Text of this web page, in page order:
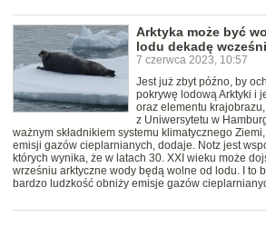
Arktyka może być
lodu dekadę
7 czerwca 2023, 10:57
Jest już zbyt późno, by
pokrywę lodową Arktyki i
oraz elementu
z Uniwersytetu w
ważnym składnikiem systemu klimatycznego
emisji gazów cieplarnianych, dodaje. Notz jest
których wynika, że w latach 30. XXI wieku może
wrześniu arktyczne wody będą wolne od lodu. I to
bardzo ludzkość obniży emisje gazów